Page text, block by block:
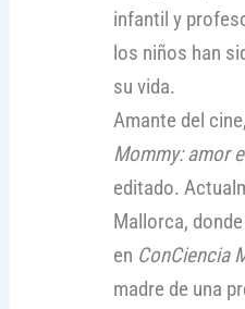
infantil y
los niños han
su vida.
Amante del
Mommy: amor
editado.
Mallorca,
en ConCiencia
madre de una